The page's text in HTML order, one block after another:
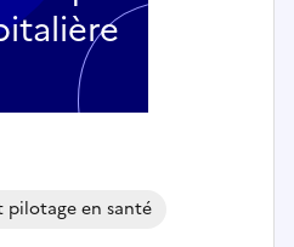
pilotage en santé